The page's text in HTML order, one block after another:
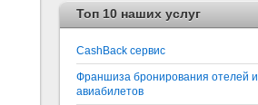
Топ 10 наших услуг
СashBack сервис
Франшиза бронирования отелей и
авиабилетов